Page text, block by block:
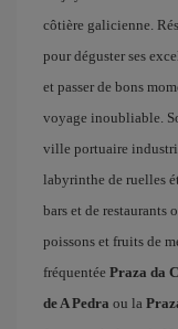
côtière galicienne.
pour déguster ses
et passer de bons
voyage inoubliable.
ville portuaire
labyrinthe de ruelles
bars et de restaurants
poissons et fruits de
fréquentée Praza da
de A Pedra ou la